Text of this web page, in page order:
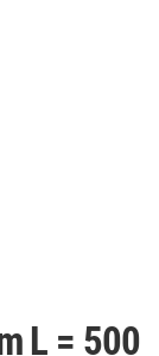
L = 500